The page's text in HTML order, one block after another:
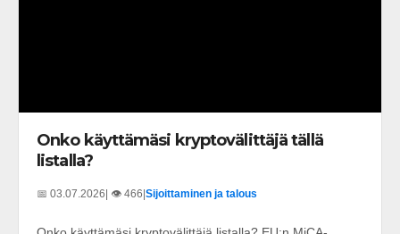
Onko käyttämäsi kryptovälittäjä tällä
listalla?
📅 03.07.2026| 👁️ 466|Sijoittaminen ja talous